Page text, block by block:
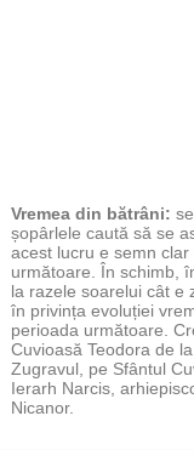
Vremea din bătrâni:
șopârlele caută să se
acest lucru e semn
următoare. În schimb,
la razele soarelui cât e
în privința evoluției
perioada următoare.
Cuvioasă Teodora de
Zugravul, pe Sfântul
Ierarh Narcis,
Nicanor.